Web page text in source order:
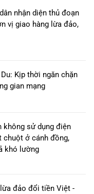
nhận diện thủ đoạn
vị giao hàng lừa đảo,
Kịp thời ngăn chặn
gian mạng
không sử dụng điện
chuột ở cánh đồng,
khó lường
đảo đổi tiền Việt -